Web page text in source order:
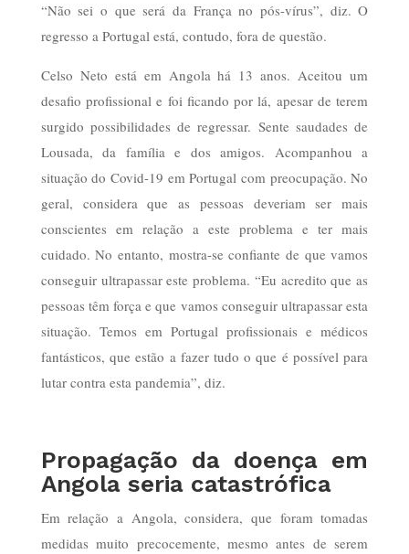
“Não sei o que será da França no pós-vírus”, diz. O
regresso a Portugal está, contudo, fora de questão.
Celso Neto está em Angola há 13 anos. Aceitou um
desafio profissional e foi ficando por lá, apesar de terem
surgido possibilidades de regressar. Sente saudades de
Lousada, da família e dos amigos. Acompanhou a
situação do Covid-19 em Portugal com preocupação. No
geral, considera que as pessoas deveriam ser mais
conscientes em relação a este problema e ter mais
cuidado. No entanto, mostra-se confiante de que vamos
conseguir ultrapassar este problema. “Eu acredito que as
pessoas têm força e que vamos conseguir ultrapassar esta
situação. Temos em Portugal profissionais e médicos
fantásticos, que estão a fazer tudo o que é possível para
lutar contra esta pandemia”, diz.
Propagação da doença em
Angola seria catastrófica
Em relação a Angola, considera, que foram tomadas
medidas muito precocemente, mesmo antes de serem